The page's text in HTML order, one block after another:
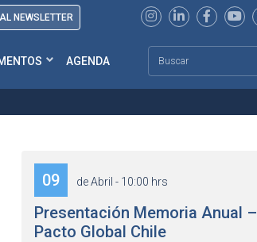
NEWSLETTER
AGENDA
09 de Abril - 10:00 hrs
Presentación Memoria Anual –
Pacto Global Chile